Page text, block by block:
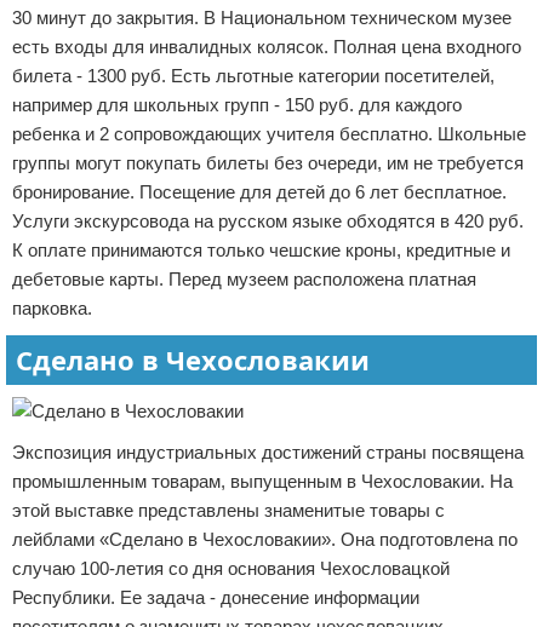
30 минут до закрытия. В Национальном техническом музее
есть входы для инвалидных колясок. Полная цена входного
билета - 1300 руб. Есть льготные категории посетителей,
например для школьных групп - 150 руб. для каждого
ребенка и 2 сопровождающих учителя бесплатно. Школьные
группы могут покупать билеты без очереди, им не требуется
бронирование. Посещение для детей до 6 лет бесплатное.
Услуги экскурсовода на русском языке обходятся в 420 руб.
К оплате принимаются только чешские кроны, кредитные и
дебетовые карты. Перед музеем расположена платная
парковка.
Сделано в Чехословакии
Экспозиция индустриальных достижений страны посвящена
промышленным товарам, выпущенным в Чехословакии. На
этой выставке представлены знаменитые товары с
лейблами «Сделано в Чехословакии». Она подготовлена по
случаю 100-летия со дня основания Чехословацкой
Республики. Ее задача - донесение информации